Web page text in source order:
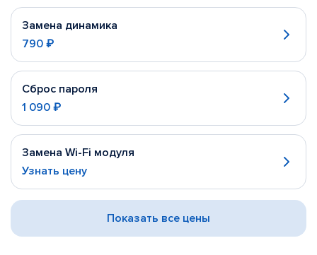
Замена динамика
790 ₽
Сброс пароля
1 090 ₽
Замена Wi-Fi модуля
Узнать цену
Показать все цены